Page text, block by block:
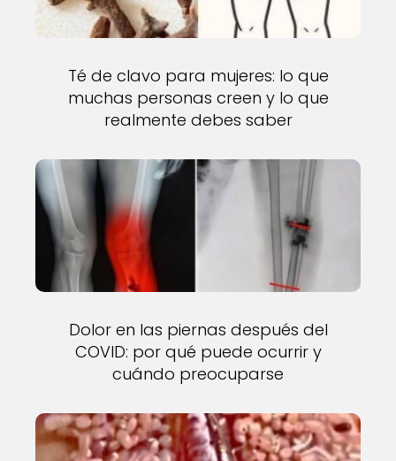
Té de clavo para mujeres: lo que
muchas personas creen y lo que
realmente debes saber
Dolor en las piernas después del
COVID: por qué puede ocurrir y
cuándo preocuparse